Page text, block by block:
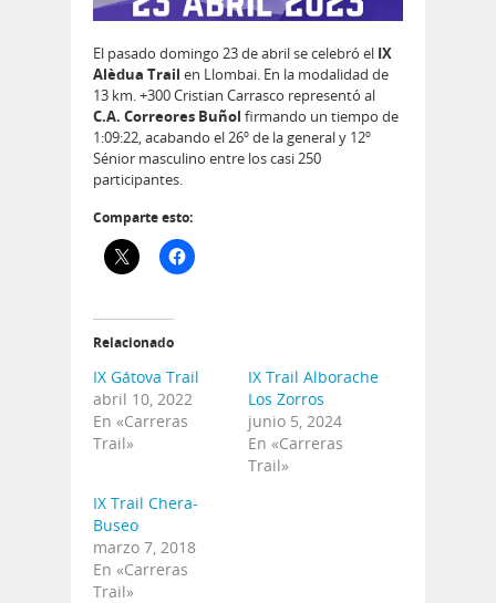
El pasado domingo 23 de abril se celebró el IX
Alèdua Trail en Llombai. En la modalidad de
13 km. +300 Cristian Carrasco representó al
C.A. Correores Buñol firmando un tiempo de
1:09:22, acabando el 26º de la general y 12º
Sénior masculino entre los casi 250
participantes.
Comparte esto:
Relacionado
IX Gátova Trail
abril 10, 2022
En «Carreras
Trail»
IX Trail Alborache
Los Zorros
junio 5, 2024
En «Carreras
Trail»
IX Trail Chera-
Buseo
marzo 7, 2018
En «Carreras
Trail»